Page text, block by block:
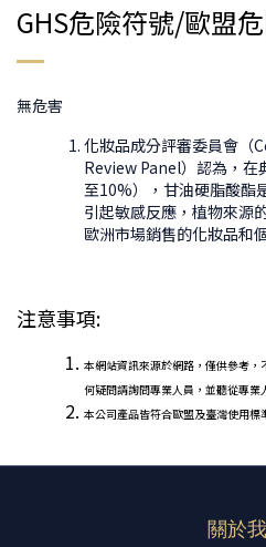
GHS危險符號/歐盟
無危害
化妝品成分評審委員會
Review Panel）認為，在
至10%），甘油硬脂酸酯
引起敏感反應，植物來源
歐洲市場銷售的化妝品和
注意事項:
本網站資訊來源於網路，僅供參考
何疑問請詢問專業人員，並聽從專業
本公司產品皆符合歐盟及臺灣使用標
關於